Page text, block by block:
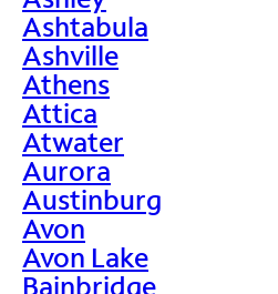
Ashtabula
Ashville
Athens
Attica
Atwater
Aurora
Austinburg
Avon
Avon Lake
Bainbridge